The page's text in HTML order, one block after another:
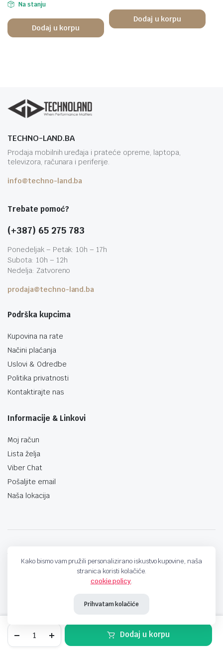
Dodaj u korpu
Na stanju
Dodaj u korpu
Dodaj u korpu
TECHNO-LAND.BA
Prodaja mobilnih uređaja i prateće opreme, laptopa,
televizora, računara i periferije.
info@techno-land.ba
Trebate pomoć?
(+387) 65 275 783
Ponedeljak – Petak: 10h – 17h
Subota: 10h – 12h
Nedelja: Zatvoreno
prodaja@techno-land.ba
Podrška kupcima
Kupovina na rate
Načini plaćanja
Uslovi & Odredbe
Politika privatnosti
Kontaktirajte nas
Informacije & Linkovi
Moj račun
Lista želja
Viber Chat
Pošaljite email
Naša lokacija
Kako bismo vam pružili personalizirano iskustvo kupovine, naša
stranica koristi kolačiće.
cookie policy.
Prihvatam kolačiće
STORE SEARCH WISHLIST ACCOUNT CATEGORIES